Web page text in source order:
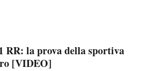
RR: la prova della sportiva
[VIDEO]